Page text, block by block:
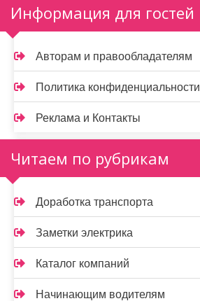
Информация для гостей
Авторам и правообладателям
Политика конфиденциальности
Реклама и Контакты
Читаем по рубрикам
Доработка транспорта
Заметки электрика
Каталог компаний
Начинающим водителям